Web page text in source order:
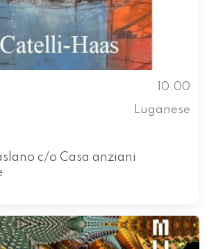
10.00
Luganese
c/o Casa anziani